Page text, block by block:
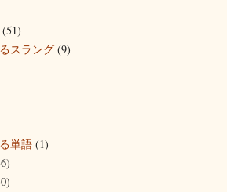
(51)
スラング (9)
単語 (1)